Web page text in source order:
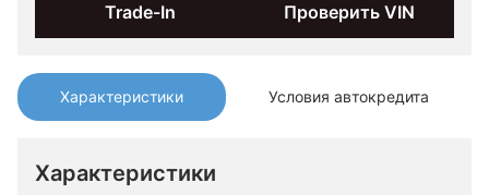
Характеристики Условия автокредита
Характеристики
Trade-In Проверить VIN